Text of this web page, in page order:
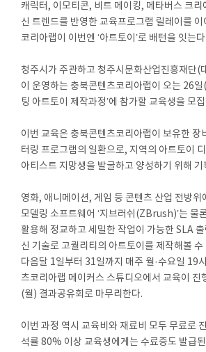
캐릭터, 이모티콘, 비트 메이킹, 메타버스 크리
신 트렌드를 반영한 교육프로그램 릴레이를
코리아랩이 이번엔 ‘아트토이’로 배턴을 잇는다.
청주시가 주관하고 청주시문화산업진흥재단(
이 운영하는 충북콘텐츠코리아랩이 오는 26일
팅 아트토이 제작과정’에 참가할 교육생을 모
이번 교육은 충북콘텐츠코리아랩이 보유한 장
터링 프로그램의 일환으로, 지역의 아트토이
아티스트 지망생을 발굴하고 양성하기 위해 기
영화, 애니메이션, 게임 등 콘텐츠 산업 전방위
모델링 소프트웨어 ‘지브러쉬(ZBrush)’는 물
활용해 정교하고 세밀한 작업이 가능한 SLA 출
신 기술로 고퀄리티의 아트토이를 제작해볼 수
다음달 1일부터 31일까지 매주 월·수요일 19
츠코리아랩 메이커스 스튜디오에서 교육이 진
(월) 결과공유회로 마무리한다.
이번 과정 역시 교육비와 재료비 모두 무료로
석률 80% 이상 교육생에게는 수료증도 발급